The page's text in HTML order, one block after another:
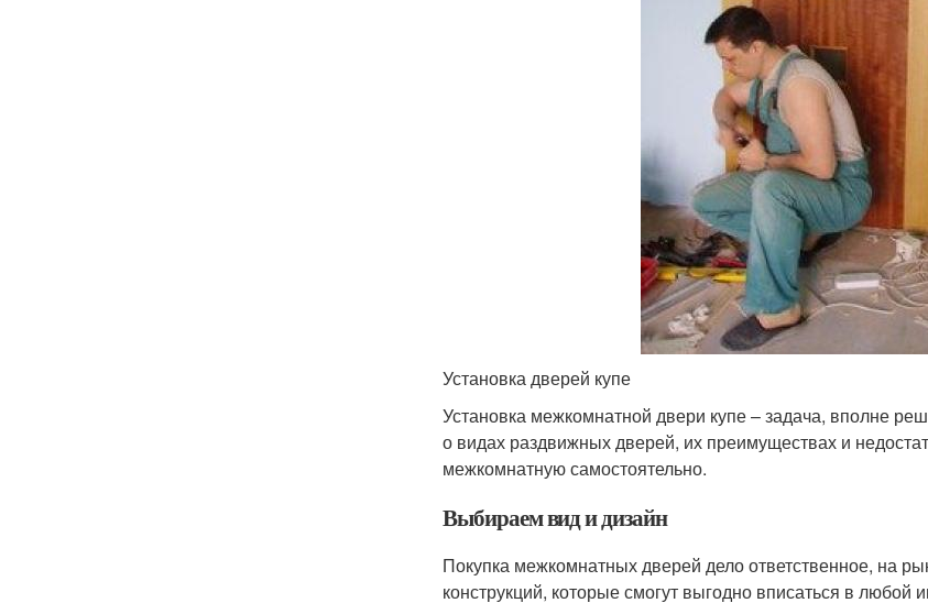
Установка дверей купе
Установка межкомнатной двери купе – задача, вполне
о видах раздвижных дверей, их преимуществах и
межкомнатную самостоятельно.
Выбираем вид и дизайн
Покупка межкомнатных дверей дело ответственное, на
конструкций, которые смогут выгодно вписаться в любой